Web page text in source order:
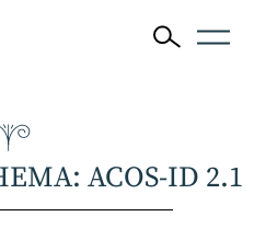
ACOS-ID 2.1